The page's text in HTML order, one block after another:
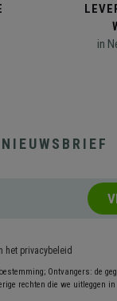
in
het privacybeleid
Ontvangers: de
rechten die we uitleggen in